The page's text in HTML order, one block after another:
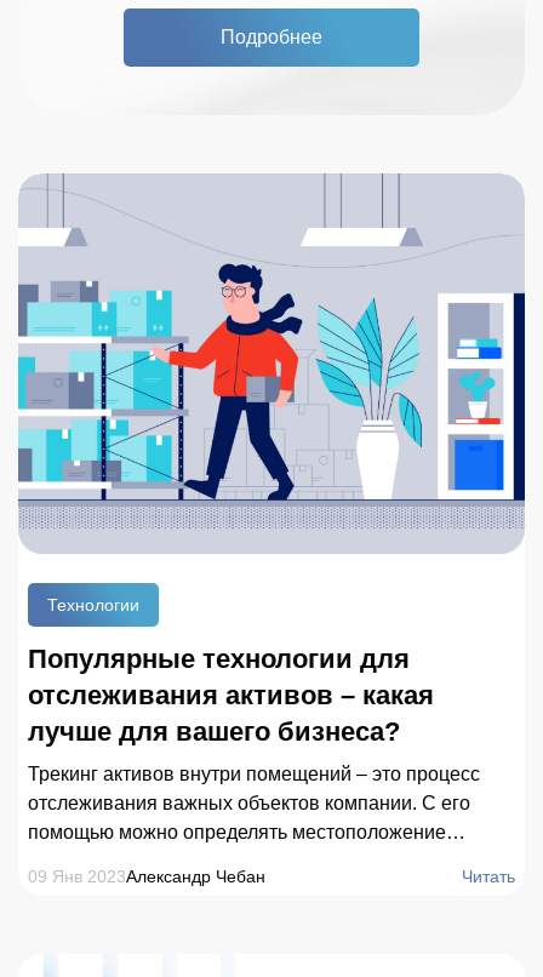
Подробнее
Технологии
Популярные технологии для
отслеживания активов – какая
лучше для вашего бизнеса?
Трекинг активов внутри помещений – это процесс
отслеживания важных объектов компании. С его
помощью можно определять местоположение
также контролировать их перемещение в режиме
09 Янв 2023Александр Чебан Читать